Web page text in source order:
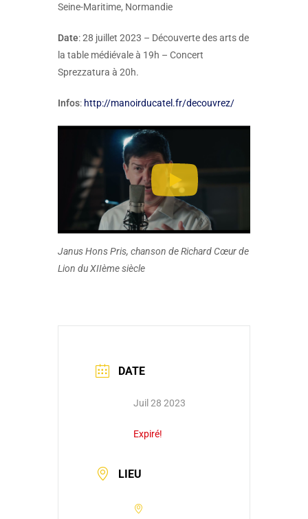
Seine-Maritime, Normandie
Date: 28 juillet 2023 – Découverte des arts de
la table médiévale à 19h – Concert
Sprezzatura à 20h.
Infos: http://manoirducatel.fr/decouvrez/
Janus Hons Pris, chanson de Richard Cœur de
Lion du XIIème siècle
DATE
Juil 28 2023
Expiré!
LIEU